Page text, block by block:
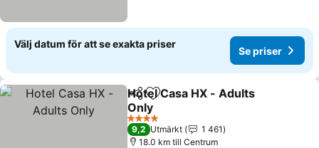
Välj datum för att se exakta priser
Se priser
Dela Lägg till i Mina Favoriter
Hotel Casa HX - Adults
Only
Se priser
4 Stjärnor
9,2 Utmärkt
1 461
18.0 km till Centrum